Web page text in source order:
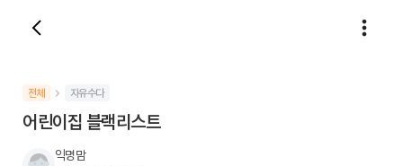
전체 자유수다
어린이집 블랙리스트
익명맘